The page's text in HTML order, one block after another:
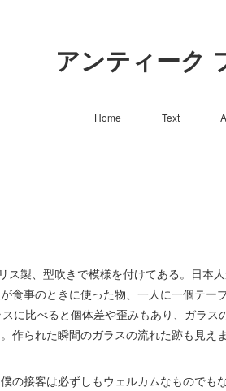
アンティーク
Home Text
製、型吹きで模様を付けてある。日本
食事のときに使った物、一人に一個テー
に比べると個体差や歪みもあり、ガラス
作られた瞬間のガラスの流れた跡も見え
の接客は必ずしもウェルカムなものでも